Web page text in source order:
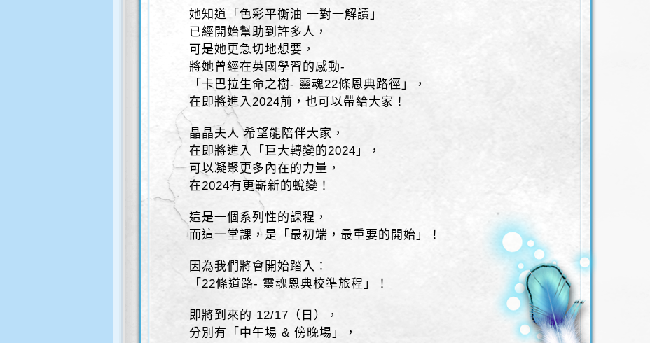
她知道「色彩平衡油 一對一解讀」
已經開始幫助到許多人，
可是她更急切地想要，
將她曾經在英國學習的感動-
「卡巴拉生命之樹- 靈魂22條恩典路徑」，
在即將進入2024前，也可以帶給大家！
晶晶夫人 希望能陪伴大家，
在即將進入「巨大轉變的2024」，
可以凝聚更多內在的力量，
在2024有更嶄新的蛻變！
這是一個系列性的課程，
而這一堂課，是「最初端，最重要的開始」！
因為我們將會開始踏入：
「22條道路- 靈魂恩典校準旅程」！
即將到來的 12/17（日），
分別有「中午場 & 傍晚場」，